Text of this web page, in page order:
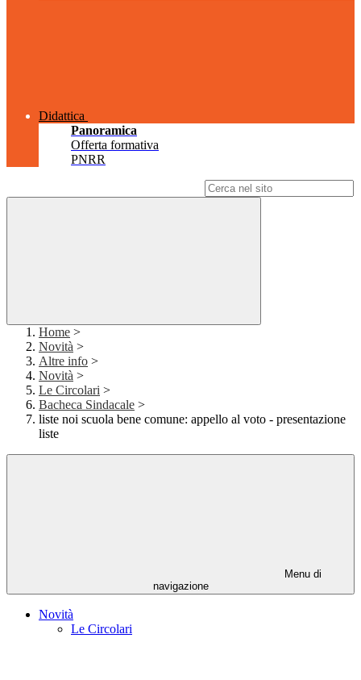
Didattica
Panoramica
Offerta formativa
PNRR
Home >
Novità >
Altre info >
Novità >
Le Circolari >
Bacheca Sindacale >
liste noi scuola bene comune: appello al voto - presentazione
liste
Menu di
navigazione
Novità
Le Circolari